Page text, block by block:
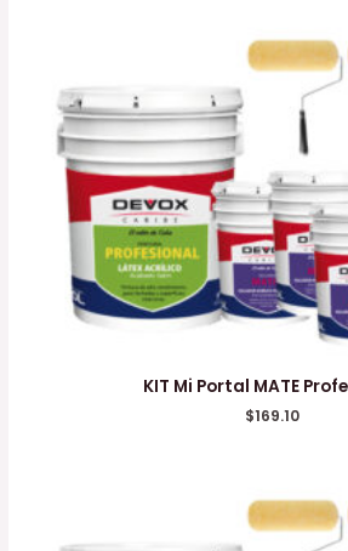
KIT Mi Portal MATE
$169.10